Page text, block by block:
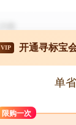
VIP 开通寻标宝
单
限购一次